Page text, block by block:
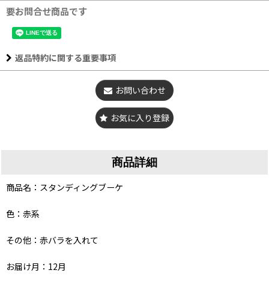
要お問合せ商品です
返品特約に関する重要事項
お問い合わせ
お気に入り登録
商品詳細
商品名：スタンディングブーケ
色：赤系
その他：赤バラを入れて
お届け月：12月